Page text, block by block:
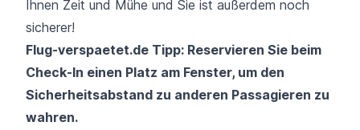
Ihnen Zeit und Mühe und Sie ist außerdem noch
sicherer!
Flug-verspaetet.de Tipp: Reservieren Sie beim
Check-In einen Platz am Fenster, um den
Sicherheitsabstand zu anderen Passagieren zu
wahren.